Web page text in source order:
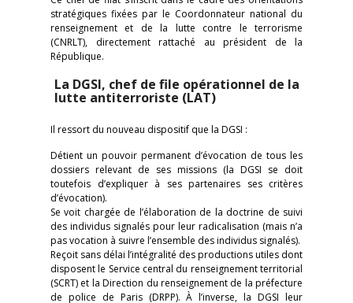
stratégiques fixées par le Coordonnateur national du
renseignement et de la lutte contre le terrorisme
(CNRLT), directement rattaché au président de la
République.
La DGSI, chef de file opérationnel de la
lutte antiterroriste (LAT)
Il ressort du nouveau dispositif que la DGSI :
Détient un pouvoir permanent d’évocation de tous les
dossiers relevant de ses missions (la DGSI se doit
toutefois d’expliquer à ses partenaires ses critères
d’évocation).
Se voit chargée de l’élaboration de la doctrine de suivi
des individus signalés pour leur radicalisation (mais n’a
pas vocation à suivre l’ensemble des individus signalés).
Reçoit sans délai l’intégralité des productions utiles dont
disposent le Service central du renseignement territorial
(SCRT) et la Direction du renseignement de la préfecture
de police de Paris (DRPP). À l’inverse, la DGSI leur